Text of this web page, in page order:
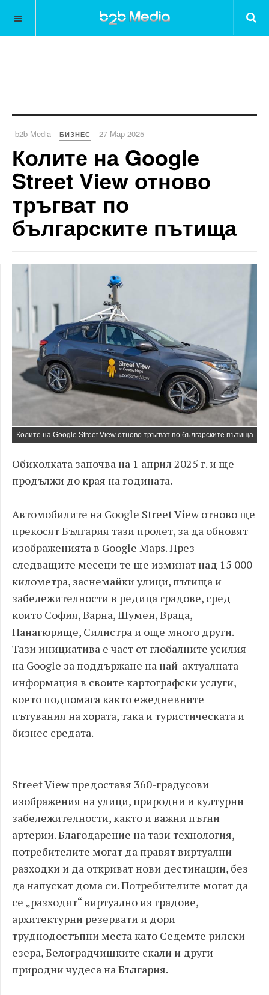
b2b Media БИЗНЕС 27 Мар 2025
Колите на Google
Street View отново
тръгват по
българските пътища
Колите на Google Street View отново тръгват по българските пътища
Обиколката започва на 1 април 2025 г. и ще
продължи до края на годината.
Автомобилите на Google Street View отново ще
прекосят България тази пролет, за да обновят
изображенията в Google Maps. През
следващите месеци те ще изминат над 15 000
километра, заснемайки улици, пътища и
забележителности в редица градове, сред
които София, Варна, Шумен, Враца,
Панагюрище, Силистра и още много други.
Тази инициатива е част от глобалните усилия
на Google за поддържане на най-актуалната
информация в своите картографски услуги,
което подпомага както ежедневните
пътувания на хората, така и туристическата и
бизнес средата.
Street View предоставя 360-градусови
изображения на улици, природни и културни
забележителности, както и важни пътни
артерии. Благодарение на тази технология,
потребителите могат да правят виртуални
разходки и да откриват нови дестинации, без
да напускат дома си. Потребителите могат да
се „разходят“ виртуално из градове,
архитектурни резервати и дори
труднодостъпни места като Седемте рилски
езера, Белоградчишките скали и други
природни чудеса на България.